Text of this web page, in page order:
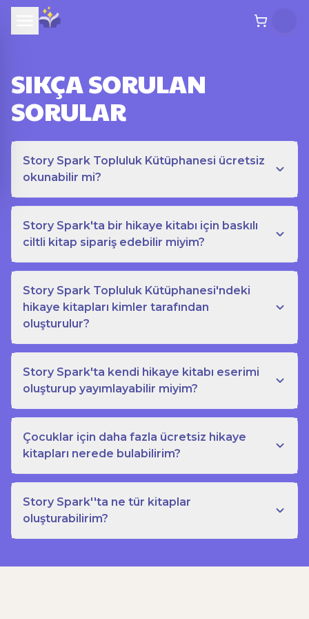
SIKÇA SORULAN
SORULAR
Story Spark Topluluk Kütüphanesi ücretsiz
okunabilir mi?
Story Spark'ta bir hikaye kitabı için baskılı
ciltli kitap sipariş edebilir miyim?
Story Spark Topluluk Kütüphanesi'ndeki
hikaye kitapları kimler tarafından
oluşturulur?
Story Spark'ta kendi hikaye kitabı eserimi
oluşturup yayımlayabilir miyim?
Çocuklar için daha fazla ücretsiz hikaye
kitapları nerede bulabilirim?
Story Spark''ta ne tür kitaplar
oluşturabilirim?